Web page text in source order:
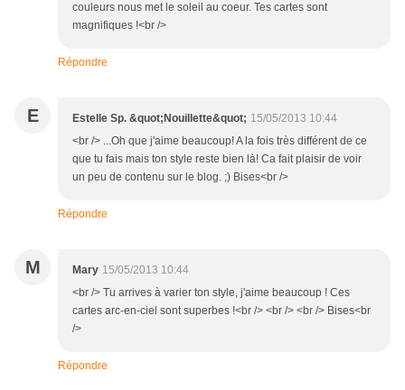
couleurs nous met le soleil au coeur. Tes cartes sont
magnifiques !<br />
Répondre
E Estelle Sp. &quot;Nouillette&quot; 15/05/2013 10:44
<br /> ...Oh que j'aime beaucoup! A la fois très différent de ce
que tu fais mais ton style reste bien là! Ca fait plaisir de voir
un peu de contenu sur le blog. ;) Bises<br />
Répondre
M Mary 15/05/2013 10:44
<br /> Tu arrives à varier ton style, j'aime beaucoup ! Ces
cartes arc-en-ciel sont superbes !<br /> <br /> <br /> Bises<br
/>
Répondre